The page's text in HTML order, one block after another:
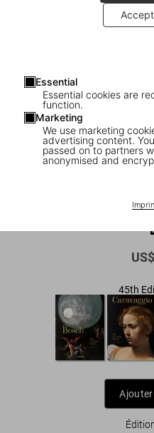
Essential
Essential cookies are
function.
Marketing
We use marketing
advertising content.
passed on to partners
anonymised and
Bruegel. The
45th